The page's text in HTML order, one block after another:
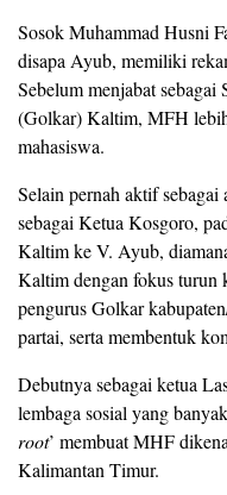
Sosok Muhammad Husni
disapa Ayub, memiliki
Sebelum menjabat
(Golkar) Kaltim, MFH
mahasiswa.
Selain pernah aktif
sebagai Ketua Kosgoro,
Kaltim ke V. Ayub,
Kaltim dengan fokus turun
pengurus Golkar
partai, serta membentuk
Debutnya sebagai ketua
lembaga sosial yang
root’ membuat MHF
Kalimantan Timur.